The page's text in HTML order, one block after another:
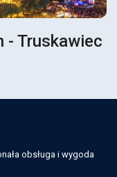
- Truskawiec
obsługa i wygoda